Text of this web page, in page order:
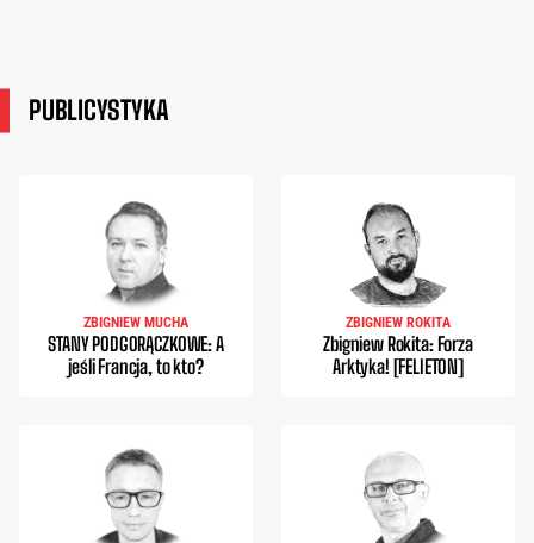
PUBLICYSTYKA
ZBIGNIEW MUCHA
STANY PODGORĄCZKOWE: A
jeśli Francja, to kto?
ZBIGNIEW ROKITA
Zbigniew Rokita: Forza
Arktyka! [FELIETON]